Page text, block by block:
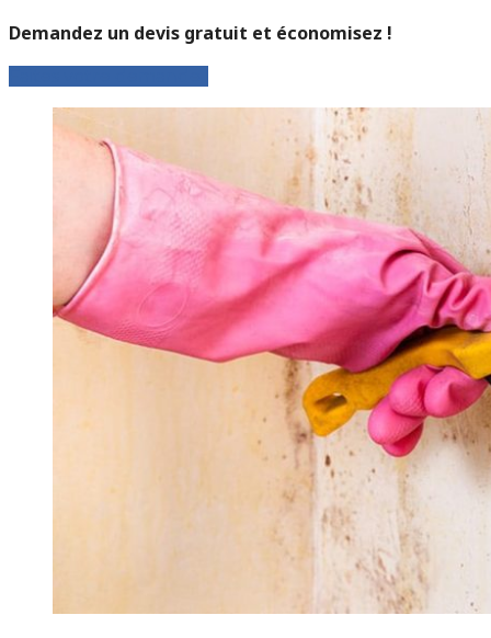
Demandez un devis gratuit et économisez !